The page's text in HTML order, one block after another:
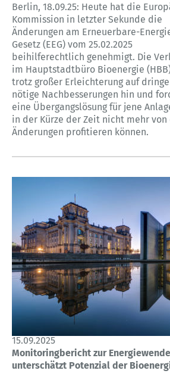
Berlin, 18.09.25: Heute hat die
Kommission in letzter Sekunde die
Änderungen am Erneuerbare-
Gesetz (EEG) vom 25.02.2025
beihilferechtlich genehmigt. Die
im Hauptstadtbüro Bioenergie
trotz großer Erleichterung auf
nötige Nachbesserungen hin und
eine Übergangslösung für jene
in der Kürze der Zeit nicht mehr von
Änderungen profitieren können.
15.09.2025
Monitoringbericht zur Energiewende
unterschätzt Potenzial der